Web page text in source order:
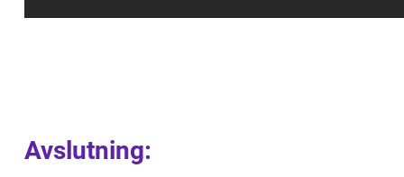
Avslutning: